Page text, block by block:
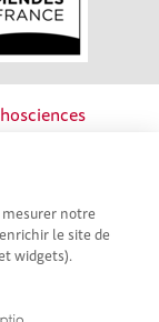
mesurer notre
le site de
widgets).
de la région.
|CGU